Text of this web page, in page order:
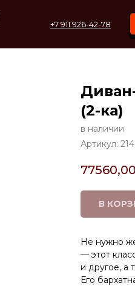
+7 911 926-42-78
(2-ка)
в наличии
Артикул:
77560,00
В
Не нужно
— этот
и другое, а
Его